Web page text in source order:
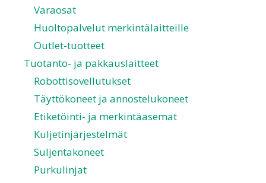
Varaosat
Huoltopalvelut merkintälaitteille
Outlet-tuotteet
Tuotanto- ja pakkauslaitteet
Robottisovellutukset
Täyttökoneet ja annostelukoneet
Etiketöinti- ja merkintäasemat
Kuljetinjärjestelmät
Suljentakoneet
Purkulinjat